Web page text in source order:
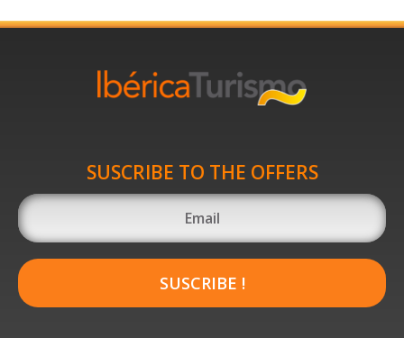
SUSCRIBE TO THE OFFERS
SUSCRIBE !